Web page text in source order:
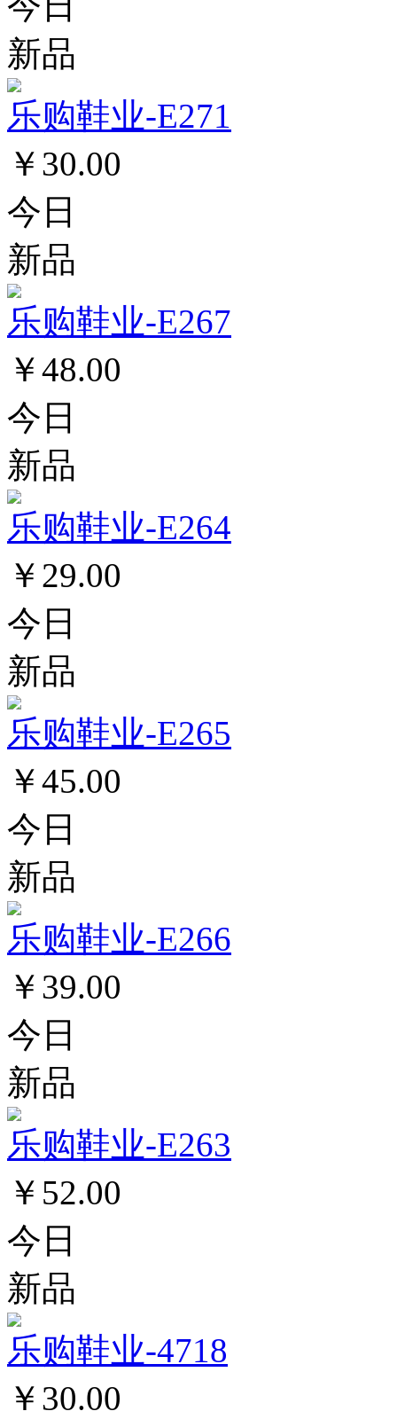
新品
乐购鞋业-E271
￥30.00
今日
新品
乐购鞋业-E267
￥48.00
今日
新品
乐购鞋业-E264
￥29.00
今日
新品
乐购鞋业-E265
￥45.00
今日
新品
乐购鞋业-E266
￥39.00
今日
新品
乐购鞋业-E263
￥52.00
今日
新品
乐购鞋业-4718
￥30.00